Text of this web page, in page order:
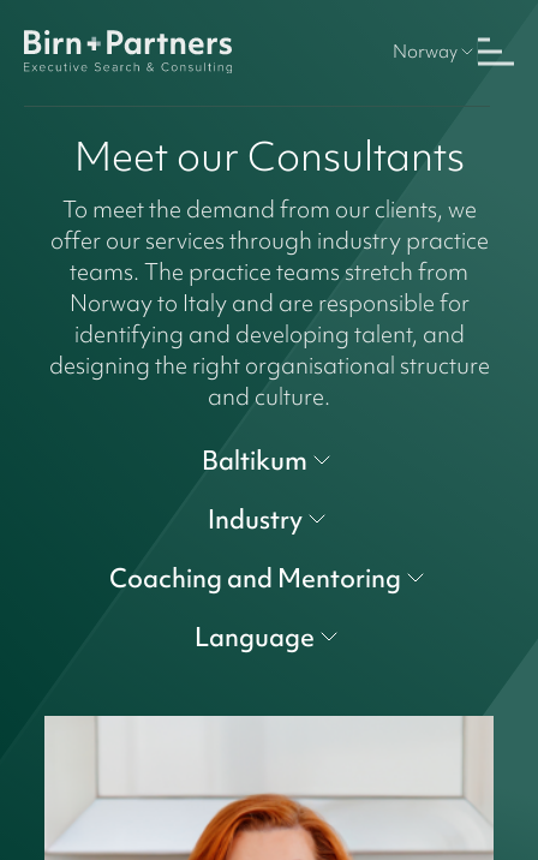
Norway
Meet our Consultants
To meet the demand from our clients, we
offer our services through industry practice
teams. The practice teams stretch from
Norway to Italy and are responsible for
identifying and developing talent, and
designing the right organisational structure
and culture.
Baltikum
Industry
Coaching and Mentoring
Language